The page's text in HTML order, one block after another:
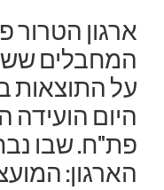
ארגון הטרור
המחבלים
על התוצאות
פת"ח. שבו
הארגון: